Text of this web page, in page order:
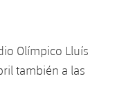
Olímpico Lluís
también a las